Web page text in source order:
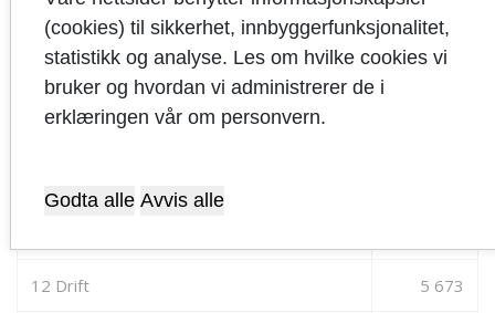
Byutvikling og teknisk
Byutvikling
12 Drift 5 673
(cookies) til sikkerhet, innbyggerfunksjonalitet,
statistikk og analyse. Les om hvilke cookies vi
bruker og hvordan vi administrerer de i
erklæringen vår om personvern.
Godta alle Avvis alle